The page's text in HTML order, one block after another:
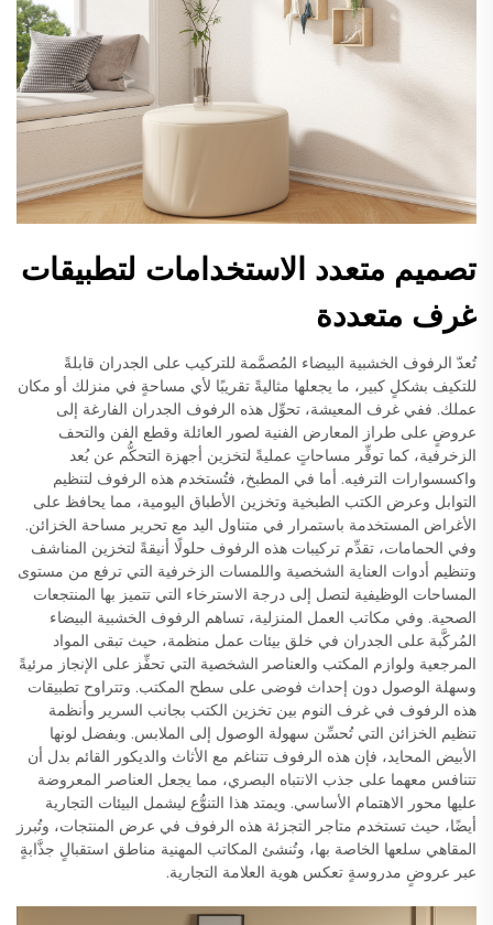
تصميم متعدد الاستخدامات لتطبيقات
غرف متعددة
تُعدّ الرفوف الخشبية البيضاء المُصمَّمة للتركيب على الجدران قابلةً
للتكيف بشكلٍ كبير، ما يجعلها مثاليةً تقريبًا لأي مساحةٍ في منزلك أو مكان
عملك. ففي غرف المعيشة، تحوِّل هذه الرفوف الجدران الفارغة إلى
عروضٍ على طراز المعارض الفنية لصور العائلة وقطع الفن والتحف
الزخرفية، كما توفِّر مساحاتٍ عمليةً لتخزين أجهزة التحكُّم عن بُعد
واكسسوارات الترفيه. أما في المطبخ، فتُستخدم هذه الرفوف لتنظيم
التوابل وعرض الكتب الطبخية وتخزين الأطباق اليومية، مما يحافظ على
الأغراض المستخدمة باستمرار في متناول اليد مع تحرير مساحة الخزائن.
وفي الحمامات، تقدِّم تركيبات هذه الرفوف حلولًا أنيقةً لتخزين المناشف
وتنظيم أدوات العناية الشخصية واللمسات الزخرفية التي ترفع من مستوى
المساحات الوظيفية لتصل إلى درجة الاسترخاء التي تتميز بها المنتجعات
الصحية. وفي مكاتب العمل المنزلية، تساهم الرفوف الخشبية البيضاء
المُركَّبة على الجدران في خلق بيئات عمل منظمة، حيث تبقى المواد
المرجعية ولوازم المكتب والعناصر الشخصية التي تحفِّز على الإنجاز مرئيةً
وسهلة الوصول دون إحداث فوضى على سطح المكتب. وتتراوح تطبيقات
هذه الرفوف في غرف النوم بين تخزين الكتب بجانب السرير وأنظمة
تنظيم الخزائن التي تُحسِّن سهولة الوصول إلى الملابس. وبفضل لونها
الأبيض المحايد، فإن هذه الرفوف تتناغم مع الأثاث والديكور القائم بدل أن
تتنافس معهما على جذب الانتباه البصري، مما يجعل العناصر المعروضة
عليها محور الاهتمام الأساسي. ويمتد هذا التنوُّع ليشمل البيئات التجارية
أيضًا، حيث تستخدم متاجر التجزئة هذه الرفوف في عرض المنتجات، وتُبرز
المقاهي سلعها الخاصة بها، وتُنشئ المكاتب المهنية مناطق استقبالٍ جذَّابةٍ
عبر عروضٍ مدروسةٍ تعكس هوية العلامة التجارية.